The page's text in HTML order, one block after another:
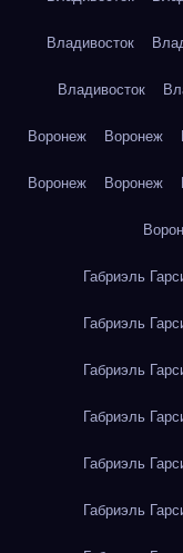
Владивосток
Владивосток
Воронеж Воронеж
Воронеж Воронеж
Габриэль
Габриэль
Габриэль
Габриэль
Габриэль
Габриэль